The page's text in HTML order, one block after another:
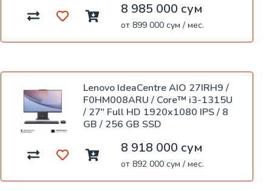
8 985 000 сум
от 899 000 сум / мес.
Lenovo IdeaCentre AIO 27IRH9 /
F0HM008ARU / Core™ i3-1315U
/ 27" Full HD 1920x1080 IPS / 8
GB / 256 GB SSD
8 918 000 сум
от 892 000 сум / мес.